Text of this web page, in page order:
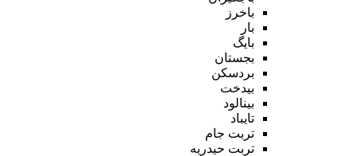
باخرز
بار
بایگ
بجستان
بردسکن
بیدخت
بینالود
تایباد
تربت جام
تربت حیدریه